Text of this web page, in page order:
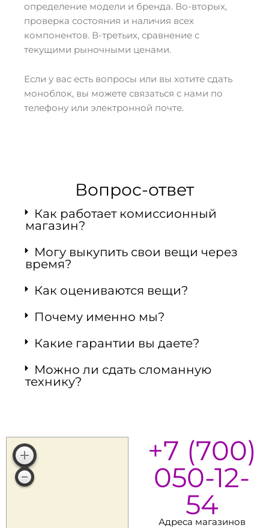
определение модели и бренда. Во-вторых,
проверка состояния и наличия всех
компонентов. В-третьих, сравнение с
текущими рыночными ценами.
Если у вас есть вопросы или вы хотите сдать
моноблок, вы можете связаться с нами по
телефону или электронной почте.
Вопрос-ответ
Как работает комиссионный
магазин?
Могу выкупить свои вещи через
время?
Как оцениваются вещи?
Почему именно мы?
Какие гарантии вы даете?
Можно ли сдать сломанную
технику?
+7 (700)
050-12-
54
Адреса магазинов